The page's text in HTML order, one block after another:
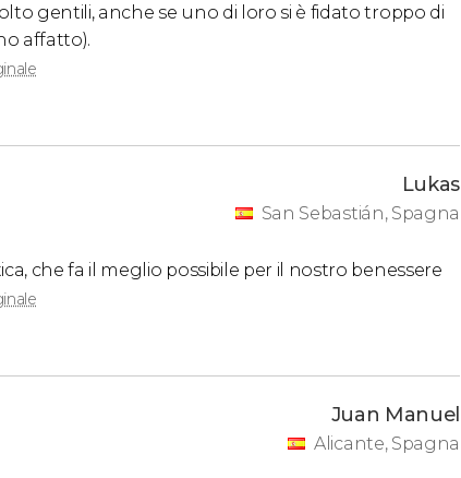
gentili, anche se uno di loro si è fidato troppo di
affatto).
Lukas
San Sebastián, Spagna
che fa il meglio possibile per il nostro benessere
Juan Manuel
Alicante, Spagna